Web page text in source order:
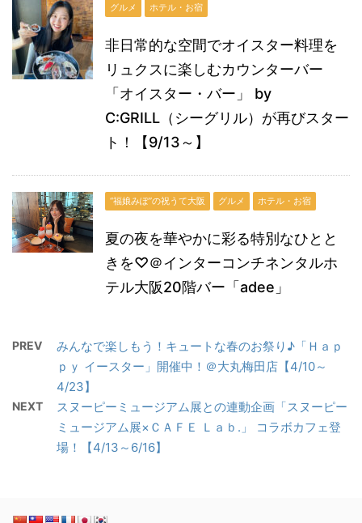
グルメ ホテル・お宿
非日常的な空間でオイスター料理を
リュクスに楽しむカウンターバー
「オイスター・バー」 by
C:GRILL（シーグリル）が再びスター
ト！【9/13～】
“福娘みぽ”の祝うて大阪 グルメ ホテル・お宿
夏の夜を華やかに彩る特別なひとと
きを♡＠インターコンチネンタルホ
テル大阪20階バー「adee」
PREV
みんなで楽しもう！キュートな春のお祭り♪「Ｈａｐ
ｐｙ イースター」開催中！＠大丸梅田店【4/10～
4/23】
NEXT
スヌーピーミュージアム展との連動企画「スヌーピー
ミュージアム展×ＣＡＦＥ Ｌａｂ.」 コラボカフェ登
場！【4/13～6/16】